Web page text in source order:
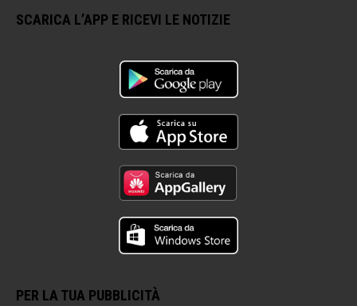
SCARICA L’APP E RICEVI LE NOTIZIE
PER LA TUA PUBBLICITÀ